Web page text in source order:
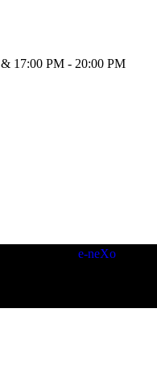
17:00 PM - 20:00 PM
e-neXo